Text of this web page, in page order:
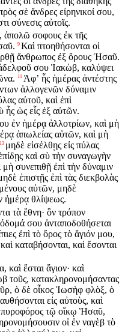
σὲ ἄνδρες εἰρηνικοί σου,
σύνεσις αὐτοῖς.
ἀπολῶ σοφους ἐκ τῆς
9 Καὶ πτοηθήσονται οἱ
ἄνθρωπος ἐξ ὄρους Ἡσαῦ.
σου Ἰακὼβ, καλύψει
11 Ἀφʼ ἧς ἡμέρας ἀντέστης
ἀλλογενῶν δύναμιν
αὐτοῦ, καὶ ἐπὶ
ὡς εἷς ἐξ αὐτῶν.
ἐν ἡμέρᾳ ἀλλοτρίων, καὶ μὴ
ἀπωλείας αὐτῶν, καὶ μὴ
13 μηδὲ εἰσέλθῃς εἰς πύλας
καὶ σὺ τὴν συναγωγὴν
συνεπιθῇ ἐπὶ τὴν δύναμιν
ἐπιστῇς ἐπὶ τὰς διεκβολὰς
αὐτῶν, μηδὲ
ἡμέρᾳ θλίψεως.
τὰ ἔθνη· ὃν τρόπον
σου ἀνταποδοθήσεται
ἐπὶ τὸ ὄρος τὸ ἅγιόν μου,
καταβήσονται, καὶ ἔσονται
ἔσται ἅγιον· καὶ
τοῦς, κατακληρονομήσαντας
ὁ δὲ οἶκος Ἰωσὴφ φλὸξ, ὁ
εἰς αὐτοὺς, καὶ
πυροφόρος τῷ οἴκῳ Ἡσαῦ,
οἱ ἐν ναγὲβ τὸ